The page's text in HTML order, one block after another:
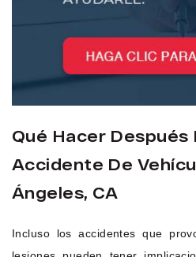
Qué Hacer Después
Accidente De
Ángeles, CA
Incluso los accidentes que